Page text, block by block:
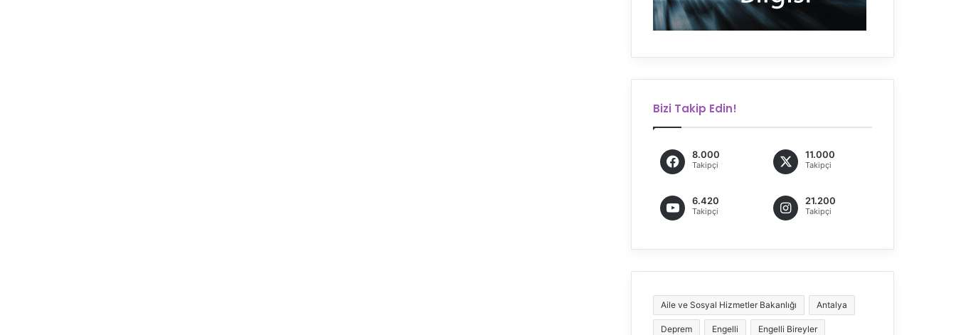
Bizi Takip Edin!
8.000
Takipçi
11.000
Takipçi
6.420
Takipçi
21.200
Takipçi
Aile ve Sosyal Hizmetler Bakanlığı Antalya
Deprem Engelli Engelli Bireyler